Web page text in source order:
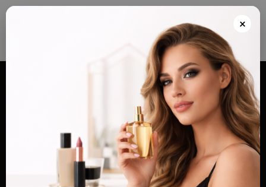
Envios grátis a partir de 100€ para Portugal e Continental e Península Espanhola
ou Levante e pague as suas encomendas nas nossas instalações em Almada
após realizar o seu pedido(indicar no final do pedido)
×